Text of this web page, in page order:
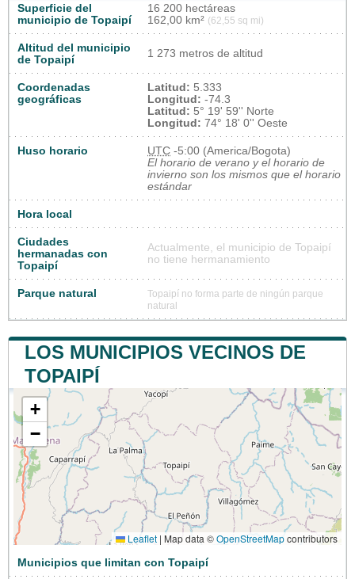
Superficie del
municipio de Topaipí
16 200 hectáreas
162,00 km² (62,55 sq mi)
Altitud del municipio
de Topaipí
1 273 metros de altitud
Coordenadas
geográficas
Latitud: 5.333
Longitud: -74.3
Latitud: 5° 19' 59'' Norte
Longitud: 74° 18' 0'' Oeste
Huso horario UTC -5:00 (America/Bogota)
El horario de verano y el horario de
invierno son los mismos que el horario
estándar
Hora local
Ciudades
hermanadas con
Topaipí
Actualmente, el municipio de Topaipí
no tiene hermanamiento
Parque natural
Topaipí no forma parte de ningún parque
natural
LOS MUNICIPIOS VECINOS DE
TOPAIPÍ
+
−
Leaflet | Map data ©OpenStreetMapcontributors
Municipios que limitan con Topaipí